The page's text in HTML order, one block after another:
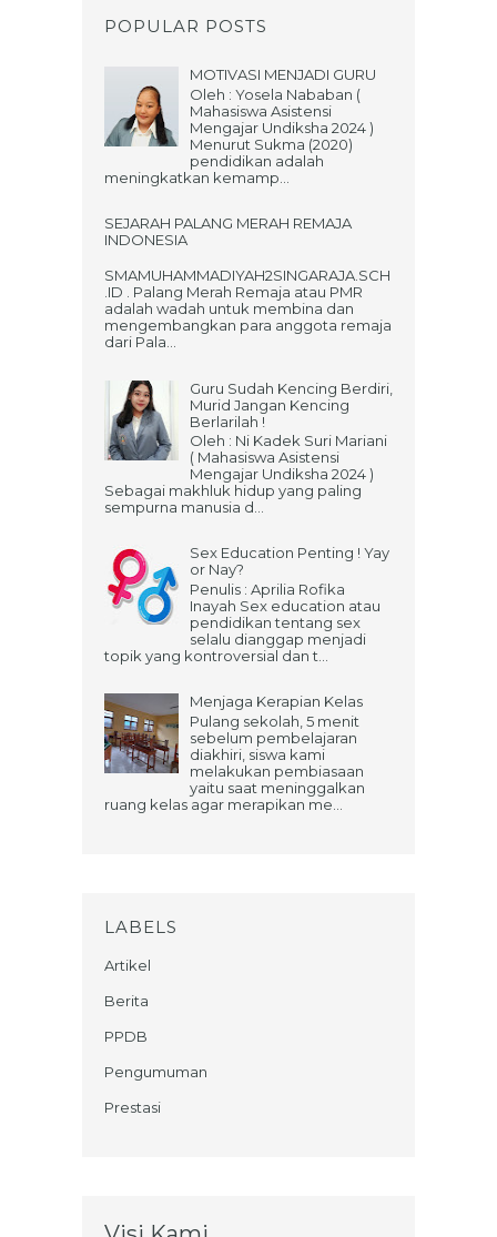
POPULAR POSTS
MOTIVASI MENJADI GURU
Oleh : Yosela Nababan (
Mahasiswa Asistensi
Mengajar Undiksha 2024 )
Menurut Sukma (2020)
pendidikan adalah
meningkatkan kemamp...
SEJARAH PALANG MERAH REMAJA
INDONESIA
SMAMUHAMMADIYAH2SINGARAJA.SCH
.ID . Palang Merah Remaja atau PMR
adalah wadah untuk membina dan
mengembangkan para anggota remaja
dari Pala...
Guru Sudah Kencing Berdiri,
Murid Jangan Kencing
Berlarilah !
Oleh : Ni Kadek Suri Mariani
( Mahasiswa Asistensi
Mengajar Undiksha 2024 )
Sebagai makhluk hidup yang paling
sempurna manusia d...
Sex Education Penting ! Yay
or Nay?
Penulis : Aprilia Rofika
Inayah Sex education atau
pendidikan tentang sex
selalu dianggap menjadi
topik yang kontroversial dan t...
Menjaga Kerapian Kelas
Pulang sekolah, 5 menit
sebelum pembelajaran
diakhiri, siswa kami
melakukan pembiasaan
yaitu saat meninggalkan
ruang kelas agar merapikan me...
LABELS
Artikel
Berita
PPDB
Pengumuman
Prestasi